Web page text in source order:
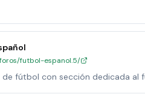
futbol-espanol.5/
fútbol con sección dedicada al